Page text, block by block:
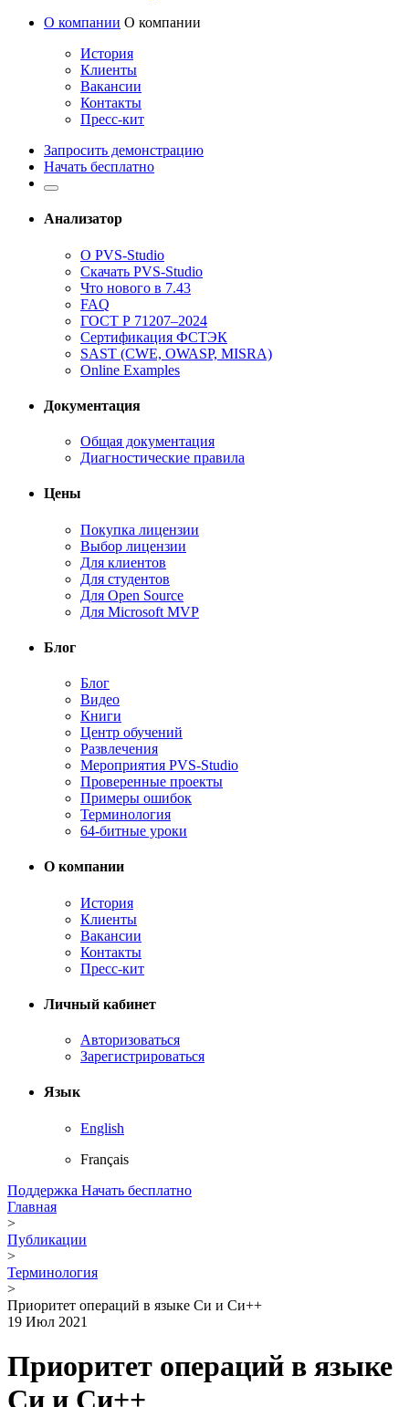
О компании О компании
История
Клиенты
Вакансии
Контакты
Пресс-кит
Запросить демонстрацию
Начать бесплатно
Анализатор
О PVS-Studio
Скачать PVS-Studio
Что нового в 7.43
FAQ
ГОСТ Р 71207–2024
Сертификация ФСТЭК
SAST (CWE, OWASP, MISRA)
Online Examples
Документация
Общая документация
Диагностические правила
Цены
Покупка лицензии
Выбор лицензии
Для клиентов
Для студентов
Для Open Source
Для Microsoft MVP
Блог
Блог
Видео
Книги
Центр обучений
Развлечения
Мероприятия PVS-Studio
Проверенные проекты
Примеры ошибок
Терминология
64-битные уроки
О компании
История
Клиенты
Вакансии
Контакты
Пресс-кит
Личный кабинет
Авторизоваться
Зарегистрироваться
Язык
English
Français
Поддержка Начать бесплатно
Главная
>
Публикации
>
Терминология
>
Приоритет операций в языке Си и Си++
19 Июл 2021
Приоритет операций в языке
Си и Си++